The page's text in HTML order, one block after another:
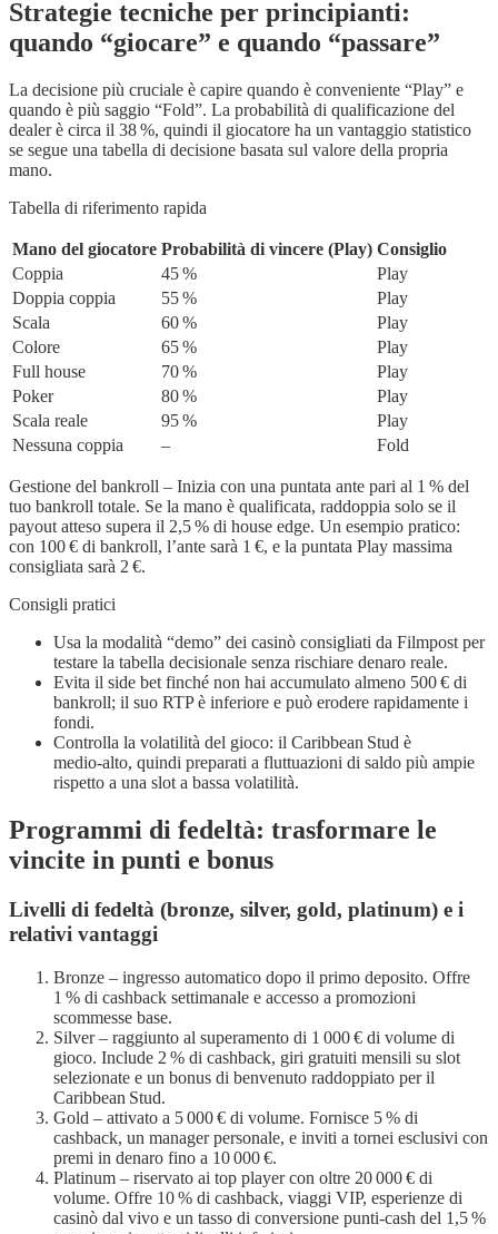
Strategie tecniche per principianti:
quando “giocare” e quando “passare”
La decisione più cruciale è capire quando è conveniente “Play” e
quando è più saggio “Fold”. La probabilità di qualificazione del
dealer è circa il 38 %, quindi il giocatore ha un vantaggio statistico
se segue una tabella di decisione basata sul valore della propria
mano.
Tabella di riferimento rapida
Mano del giocatore Probabilità di vincere (Play) Consiglio
Coppia
45 %
Play
Doppia coppia
55 %
Play
Scala
60 %
Play
Colore
65 %
Play
Full house
70 %
Play
Poker
80 %
Play
Scala reale
95 %
Play
Nessuna coppia
– Fold
Gestione del bankroll – Inizia con una puntata ante pari al 1 % del
tuo bankroll totale. Se la mano è qualificata, raddoppia solo se il
payout atteso supera il 2,5 % di house edge. Un esempio pratico:
con 100 € di bankroll, l’ante sarà 1 €, e la puntata Play massima
consigliata sarà 2 €.
Consigli pratici
Usa la modalità “demo” dei casinò consigliati da Filmpost per
testare la tabella decisionale senza rischiare denaro reale.
Evita il side bet finché non hai accumulato almeno 500 € di
bankroll; il suo RTP è inferiore e può erodere rapidamente i
fondi.
Controlla la volatilità del gioco: il Caribbean Stud è
medio‑alto, quindi preparati a fluttuazioni di saldo più ampie
rispetto a una slot a bassa volatilità.
Programmi di fedeltà: trasformare le
vincite in punti e bonus
Livelli di fedeltà (bronze, silver, gold, platinum) e i
relativi vantaggi
Bronze – ingresso automatico dopo il primo deposito. Offre
1 % di cashback settimanale e accesso a promozioni
scommesse base.
Silver – raggiunto al superamento di 1 000 € di volume di
gioco. Include 2 % di cashback, giri gratuiti mensili su slot
selezionate e un bonus di benvenuto raddoppiato per il
Caribbean Stud.
Gold – attivato a 5 000 € di volume. Fornisce 5 % di
cashback, un manager personale, e inviti a tornei esclusivi con
premi in denaro fino a 10 000 €.
Platinum – riservato ai top player con oltre 20 000 € di
volume. Offre 10 % di cashback, viaggi VIP, esperienze di
casinò dal vivo e un tasso di conversione punti‑cash del 1,5 %